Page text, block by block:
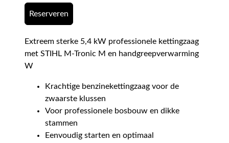
Reserveren
Extreem sterke 5,4 kW professionele kettingzaag
met STIHL M-Tronic M en handgreepverwarming
W
Krachtige benzinekettingzaag voor de
zwaarste klussen
Voor professionele bosbouw en dikke
stammen
Eenvoudig starten en optimaal